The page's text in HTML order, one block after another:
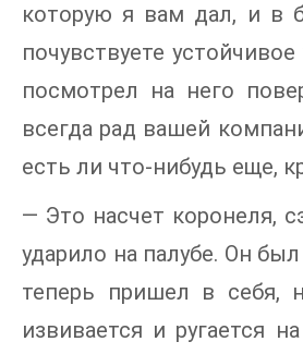
которую я вам дал, и в
почувствуете
посмотрел на него
всегда рад вашей
есть ли что-нибудь еще,
— Это насчет коронеля,
ударило на палубе. Он
теперь пришел в себя,
извивается и ругается